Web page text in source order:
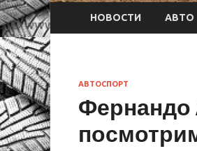
НОВОСТИ АВТО
АВТОСПОРТ
Фернандо